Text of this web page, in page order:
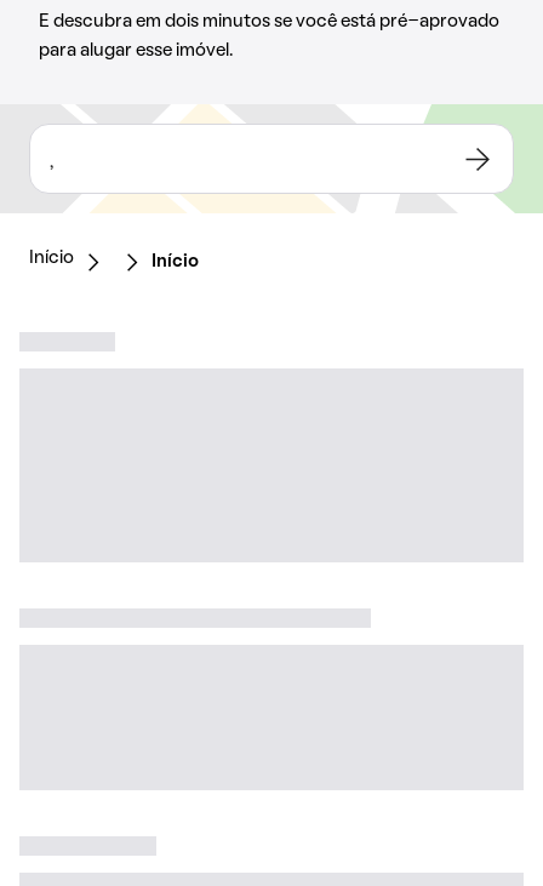
E descubra em dois minutos se você está pré-aprovado
para alugar esse imóvel.
,
Início Início